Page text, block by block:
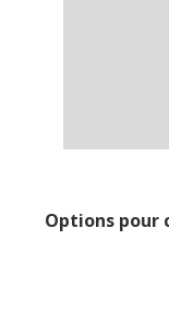
Options pour